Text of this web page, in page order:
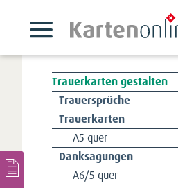
Trauerkarten gestalten
Navigation
überspringen
Trauersprüche
Trauerkarten
A5 quer
Danksagungen
A6/5 quer